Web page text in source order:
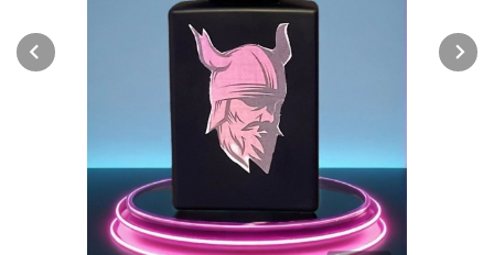
Prev